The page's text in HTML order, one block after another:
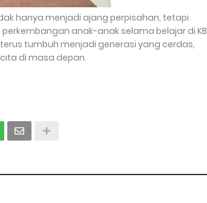
hanya menjadi ajang perpisahan, tetapi
anak-anak selama belajar di KB
tumbuh menjadi generasi yang cerdas,
di masa depan.